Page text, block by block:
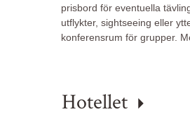
prisbord för eventuella
utflykter, sightseeing eller
konferensrum för grupper.
Hotellet